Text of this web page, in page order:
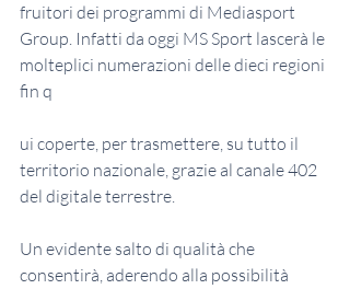
fruitori dei programmi di Mediasport
Group. Infatti da oggi MS Sport lascerà le
molteplici numerazioni delle dieci regioni
fin q
ui coperte, per trasmettere, su tutto il
territorio nazionale, grazie al canale 402
del digitale terrestre.
Un evidente salto di qualità che
consentirà, aderendo alla possibilità